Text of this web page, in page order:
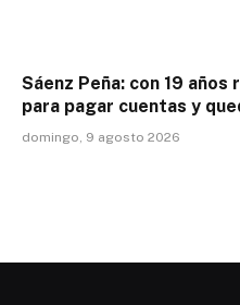
Sáenz Peña: con 19
para pagar cuentas y
domingo, 9 agosto 2026